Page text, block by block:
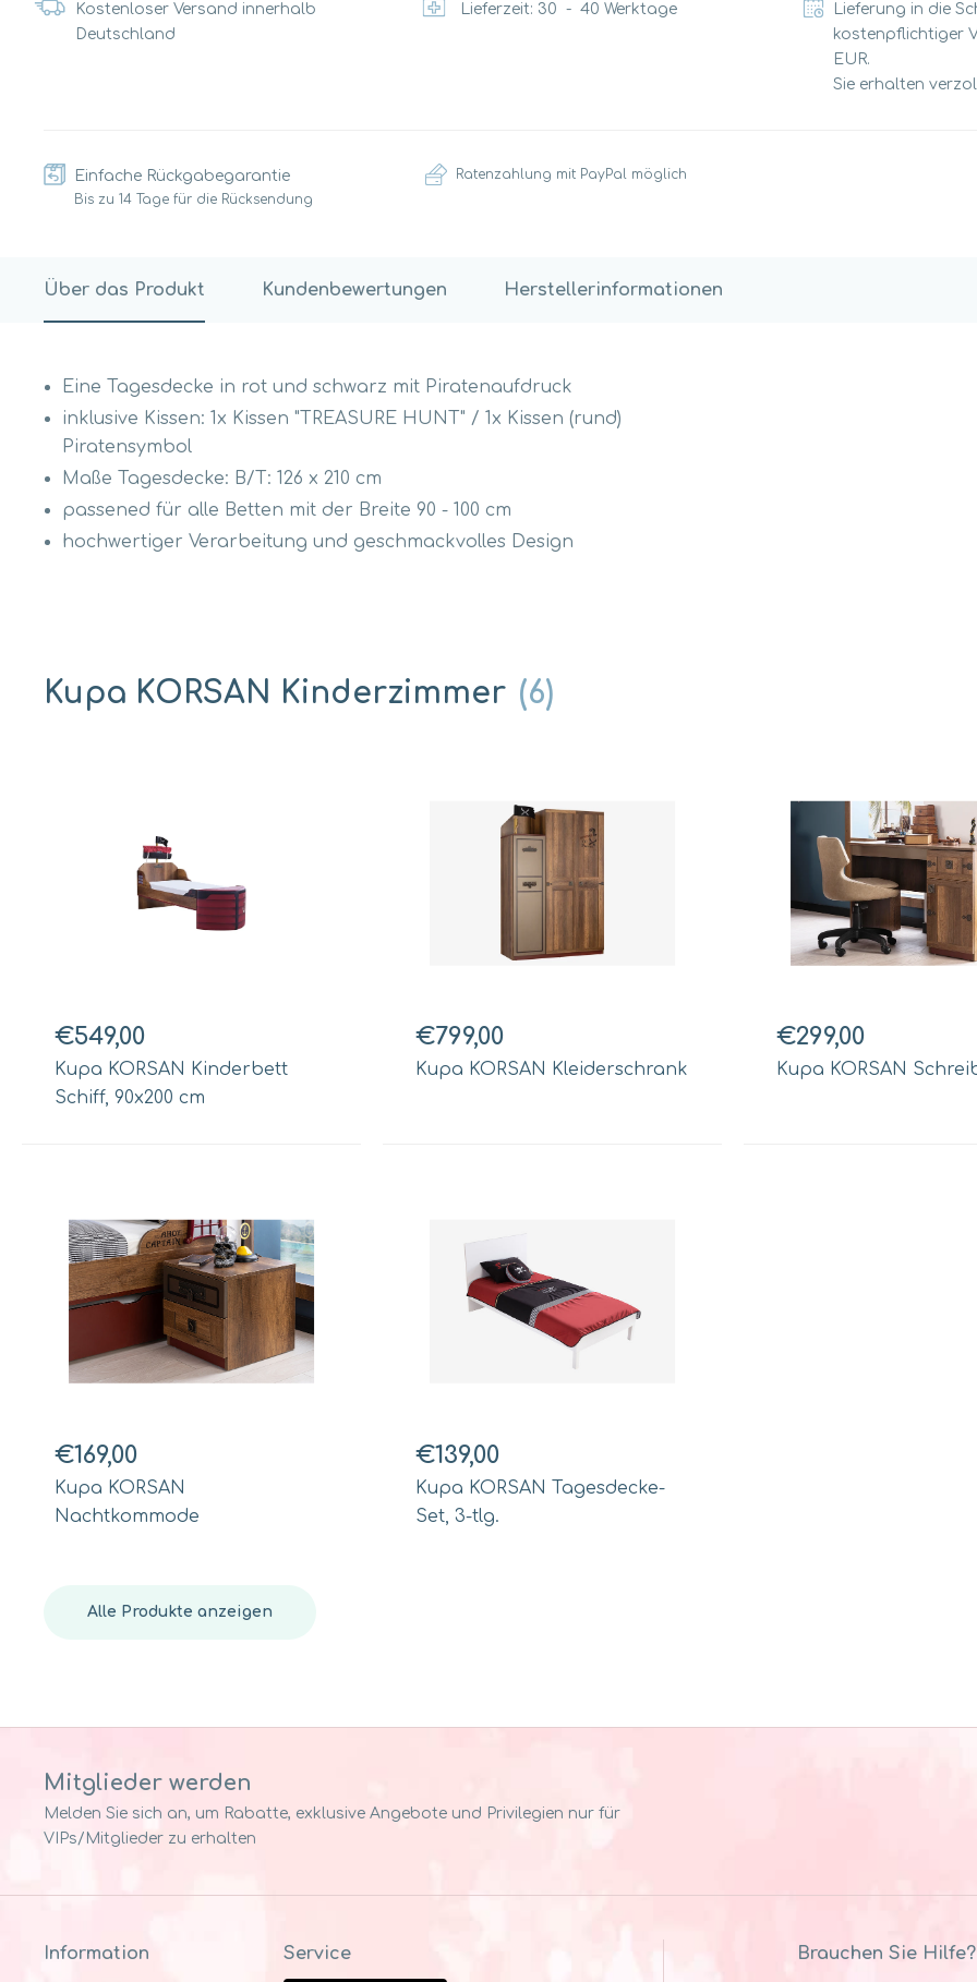
Kostenloser Versand innerhalb
Deutschland
Lieferzeit: 30 - 40 Werktage
Lieferung in die
kostenpflichtiger
EUR.
Sie erhalten
Einfache Rückgabegarantie
Bis zu 14 Tage für die Rücksendung
Ratenzahlung mit PayPal möglich
Über das Produkt
Eine Tagesdecke in rot und schwarz mit Piratenaufdruck
inklusive Kissen: 1x Kissen "TREASURE HUNT" / 1x Kissen (rund)
Piratensymbol
Maße Tagesdecke: B/T: 126 x 210 cm
passened für alle Betten mit der Breite 90 - 100 cm
hochwertiger Verarbeitung und geschmackvolles Design
Kundenbewertungen Herstellerinformationen
Kupa KORSAN Kinderzimmer (6)
€549,00
Kupa KORSAN Kinderbett
Schiff, 90x200 cm
€799,00
Kupa KORSAN Kleiderschrank
€299,00
Kupa KORSAN
€169,00
Kupa KORSAN
Nachtkommode
€139,00
Kupa KORSAN Tagesdecke-
Set, 3-tlg.
Alle Produkte anzeigen
Mitglieder werden
Melden Sie sich an, um Rabatte, exklusive Angebote und Privilegien nur für
VIPs/Mitglieder zu erhalten
Information Service Brauchen Sie Hilfe?